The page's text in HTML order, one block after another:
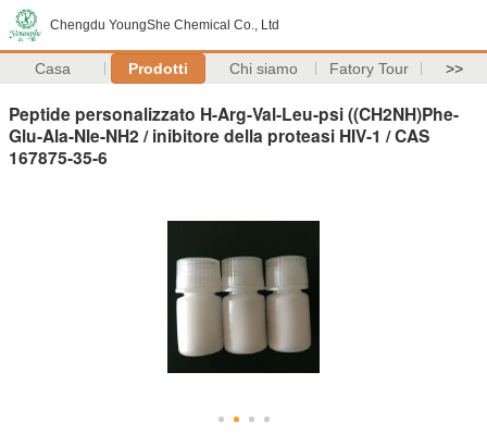
Chengdu YoungShe Chemical Co., Ltd
Casa Prodotti Chi siamo Fatory Tour >>
Peptide personalizzato H-Arg-Val-Leu-psi ((CH2NH)Phe-
Glu-Ala-Nle-NH2 / inibitore della proteasi HIV-1 / CAS
167875-35-6